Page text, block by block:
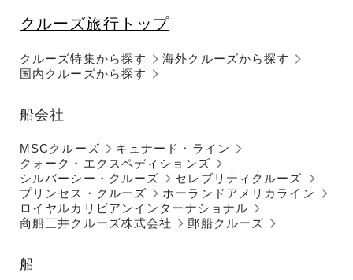
クルーズ旅行トップ
クルーズ特集から探す
国内クルーズから探す
海外クルーズから探す
船会社
MSCクルーズ
キュナード・ライン
クォーク・エクスペディションズ
シルバーシー・クルーズ
セレブリティクルーズ
プリンセス・クルーズ
ホーランドアメリカライン
ロイヤルカリビアンインターナショナル
商船三井クルーズ株式会社
郵船クルーズ
船